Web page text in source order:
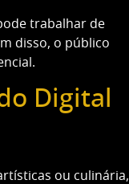
trabalhar de
disso, o público
Digital
ou culinária,